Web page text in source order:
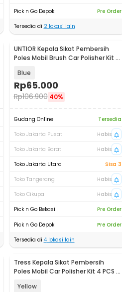
Pick n Go Depok
Pre Order
Tersedia di 2lokasi lain
UNTIOR Kepala Sikat Pembersih
Poles Mobil Brush Car Polisher Kit 9
Blue
Rp65.000
Rp106.900 40%
Gudang Online
Tersedia
Toko Jakarta Pusat
Habis
Toko Jakarta Barat
Habis
Toko Jakarta Utara
Sisa 3
Toko Tangerang
Habis
Toko Cikupa
Habis
Pick n Go Bekasi
Pre Order
Pick n Go Depok
Pre Order
Tersedia di 4lokasi lain
Tress Kepala Sikat Pembersih
Poles Mobil Car Polisher Kit 4 PCS -
Yellow